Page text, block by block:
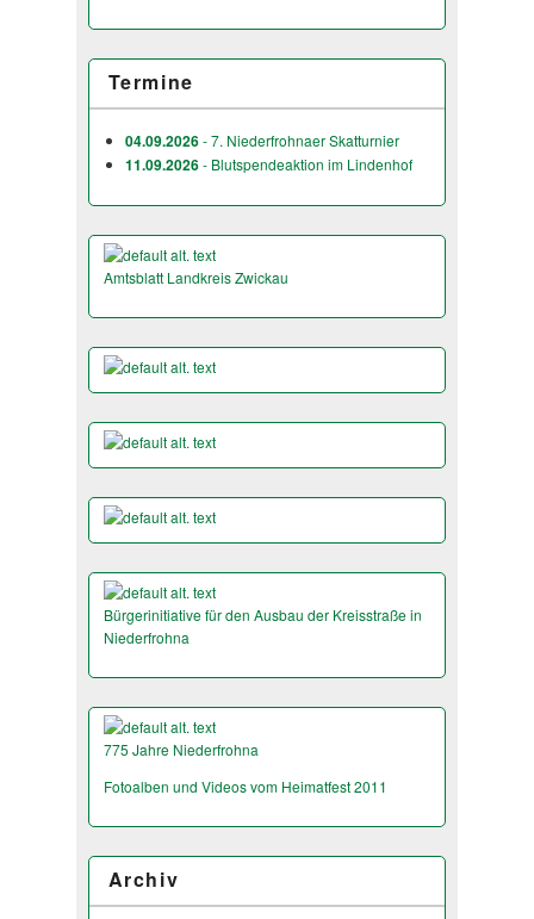
Termine
04.09.2026- 7. Niederfrohnaer Skatturnier
11.09.2026- Blutspendeaktion im Lindenhof
Amtsblatt Landkreis Zwickau
Bürgerinitiative für den Ausbau der Kreisstraße in
Niederfrohna
775 Jahre Niederfrohna
Fotoalben und Videos vom Heimatfest 2011
Archiv